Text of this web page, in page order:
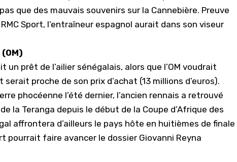
que des mauvais souvenirs sur la Cannebière. Preuve
Sport, l’entraîneur espagnol aurait dans son viseur
un prêt de l’ailier sénégalais, alors que l’OM voudrait
proche de son prix d’achat (13 millions d’euros).
phocéenne l’été dernier, l’ancien rennais a retrouvé
la Teranga depuis le début de la Coupe d’Afrique des
affrontera d’ailleurs le pays hôte en huitièmes de finale
pourrait faire avancer le dossier Giovanni Reyna